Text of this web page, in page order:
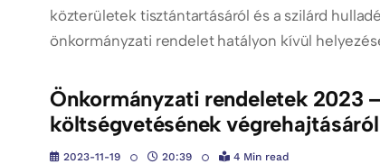
közterületek tisztántartásáról és a szilárd
önkormányzati rendelet hatályon kívül
Önkormányzati rendeletek 2023
költségvetésének végrehajtásáról
2023-11-19 20:39 4 Min read